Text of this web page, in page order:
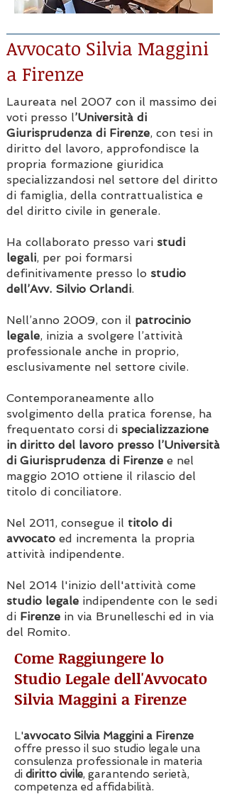
Avvocato Silvia Maggini
a Firenze
Laureata nel 2007 con il massimo dei
voti presso l’Università di
Giurisprudenza di Firenze, con tesi in
diritto del lavoro, approfondisce la
propria formazione giuridica
specializzandosi nel settore del diritto
di famiglia, della contrattualistica e
del diritto civile in generale.
Ha collaborato presso vari studi
legali, per poi formarsi
definitivamente presso lo studio
dell’Avv. Silvio Orlandi.
Nell’anno 2009, con il patrocinio
legale, inizia a svolgere l’attività
professionale anche in proprio,
esclusivamente nel settore civile.
Contemporaneamente allo
svolgimento della pratica forense, ha
frequentato corsi di specializzazione
in diritto del lavoro presso l’Università
di Giurisprudenza di Firenze e nel
maggio 2010 ottiene il rilascio del
titolo di conciliatore.
Nel 2011, consegue il titolo di
avvocato ed incrementa la propria
attività indipendente.
Nel 2014 l'inizio dell'attività come
studio legale indipendente con le sedi
di Firenze in via Brunelleschi ed in via
del Romito.
Come Raggiungere lo
Studio Legale dell'Avvocato
Silvia Maggini a Firenze
L'avvocato Silvia Maggini a Firenze
offre presso il suo studio legale una
consulenza professionale in materia
di diritto civile, garantendo serietà,
competenza ed affidabilità.